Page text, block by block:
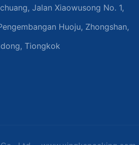
Jalan Xiaowusong No. 1,
Huoju, Zhongshan,
Tiongkok